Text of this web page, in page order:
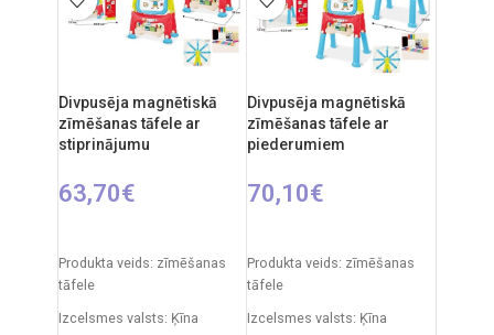
Ieteicamais vecums: no 3
Divpusēja magnētiskā
zīmēšanas tāfele ar
stiprinājumu
63,70€
Produkta veids: zīmēšanas
tāfele
Izcelsmes valsts: Ķīna
Divpusēja magnētiskā
zīmēšanas tāfele ar
piederumiem
70,10€
Produkta veids: zīmēšanas
tāfele
Izcelsmes valsts: Ķīna